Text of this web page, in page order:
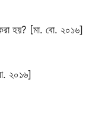
হয়? [মা. বো. ২০১৬]
২০১৬]